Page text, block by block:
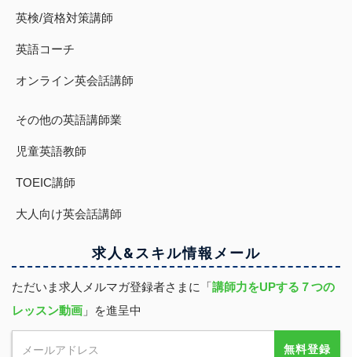
英検/資格対策講師
英語コーチ
オンライン英会話講師
その他の英語講師業
児童英語教師
TOEIC講師
大人向け英会話講師
求人&スキル情報 メール
ただいま求人メルマガ登録者さまに「講師力をUPする７つの
レッスン動画 」を進呈中
無料登録